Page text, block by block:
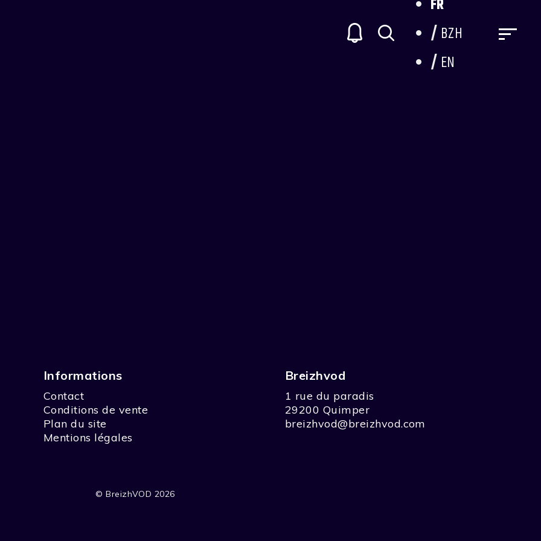
FR
BZH
EN
Informations
Contact
Conditions de vente
Plan du site
Mentions légales
Breizhvod
1 rue du paradis
29200 Quimper
breizhvod@breizhvod.com
© BreizhVOD 2026